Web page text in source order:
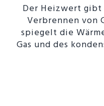
Der Heizwert
Verbrennen von
spiegelt die
Gas und des